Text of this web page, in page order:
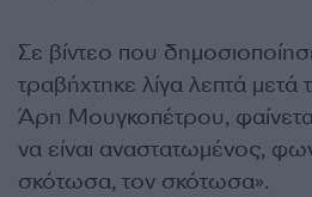
Σε βίντεο που
τραβήχτηκε λίγα λεπτά μετά
Άρη Μουγκοπέτρου,
να είναι αναστατωμένος,
σκότωσα, τον σκότωσα».